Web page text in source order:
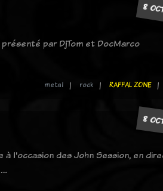
8
présenté par DjTom et DocMarco
metal rock RAFFAL ZONE
8
l'occasion des John Session, en
…